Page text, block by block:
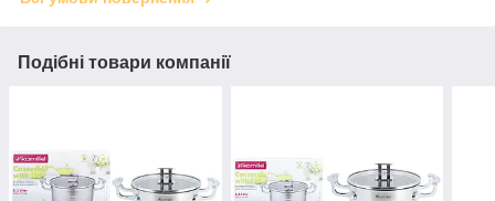
Подібні товари компанії